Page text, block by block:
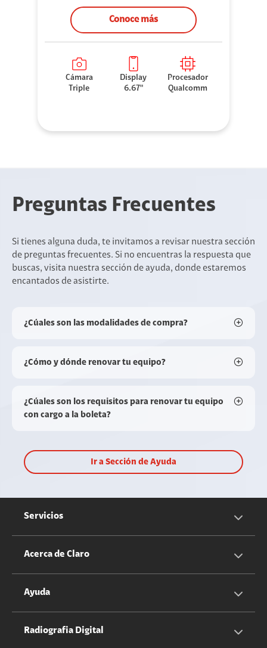
Conoce más
Cámara
Triple
Display
6.67"
Procesador
Qualcomm
Preguntas Frecuentes
Si tienes alguna duda, te invitamos a revisar nuestra sección
de preguntas frecuentes. Si no encuentras la respuesta que
buscas, visita nuestra sección de ayuda, donde estaremos
encantados de asistirte.
¿Cúales son las modalidades de compra?
¿Cómo y dónde renovar tu equipo?
¿Cúales son los requisitos para renovar tu equipo
con cargo a la boleta?
Ir a Sección de Ayuda
Servicios
Servicios Móviles
Acerca de Claro
Información Corporativa
Ayuda
Cotizador servicios móviles
Radiografia Digital